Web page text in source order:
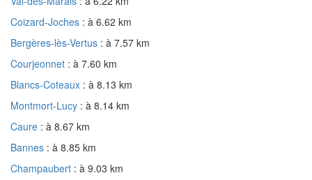
Coizard-Joches : à 6.62 km
Bergères-lès-Vertus : à 7.57 km
Courjeonnet : à 7.60 km
Blancs-Coteaux : à 8.13 km
Montmort-Lucy : à 8.14 km
Caure : à 8.67 km
Bannes : à 8.85 km
Champaubert : à 9.03 km